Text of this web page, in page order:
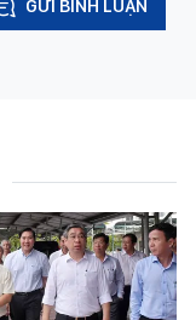
GỬI BÌNH LUẬN